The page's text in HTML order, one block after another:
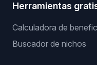
Herramientas
Calculadora de
Buscador de nichos